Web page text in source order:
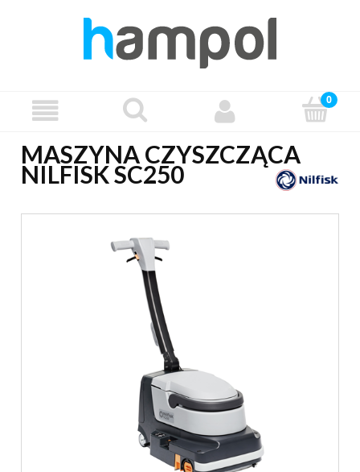
MASZYNA CZYSZCZĄCA
NILFISK SC250